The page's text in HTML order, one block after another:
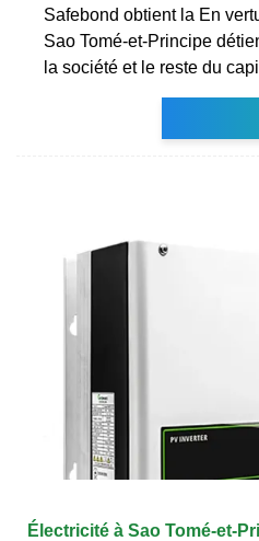
Safebond obtient la En
Sao Tomé-et-Principe
la société et le reste du
Électricité à Sao Tomé-et-